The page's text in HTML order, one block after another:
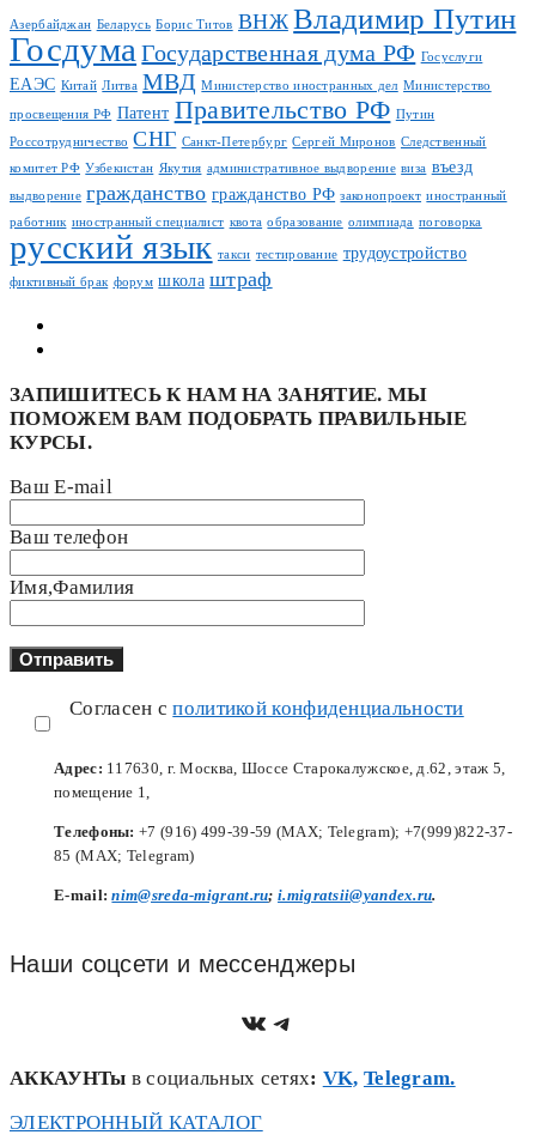
Азербайджан Беларусь Борис Титов ВНЖ Владимир Путин
Госдума Государственная дума РФ Госуслуги
ЕАЭС Китай Литва МВД Министерство иностранных дел Министерство
просвещения РФ Патент Правительство РФ Путин
Россотрудничество СНГ Санкт-Петербург Сергей Миронов Следственный
комитет РФ Узбекистан Якутия административное выдворение виза въезд
выдворение гражданство гражданство РФ законопроект иностранный
работник иностранный специалист квота образование олимпиада поговорка
русский язык такси тестирование трудоустройство
фиктивный брак форум школа штраф
ЗАПИШИТЕСЬ К НАМ НА ЗАНЯТИЕ. МЫ
ПОМОЖЕМ ВАМ ПОДОБРАТЬ ПРАВИЛЬНЫЕ
КУРСЫ.
Ваш E-mail
Ваш телефон
Имя,Фамилия
Согласен сполитикой конфиденциальности
Адрес: 117630, г. Москва, Шоссе Старокалужское, д.62, этаж 5,
помещение 1,
Телефоны: +7 (916) 499-39-59 (MAX; Telegram); +7(999)822-37-
85 (MAX; Telegram)
Е-mail:nim@sreda-migrant.ru;i.migratsii@yandex.ru.
Наши соцсети и мессенджеры
https://vk.com/
Telegram
АККАУНТы в социальных сетях: VK, Telegram.
ЭЛЕКТРОННЫЙ КАТАЛОГ